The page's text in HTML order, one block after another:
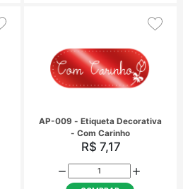
R$ 7,17
COMPRAR